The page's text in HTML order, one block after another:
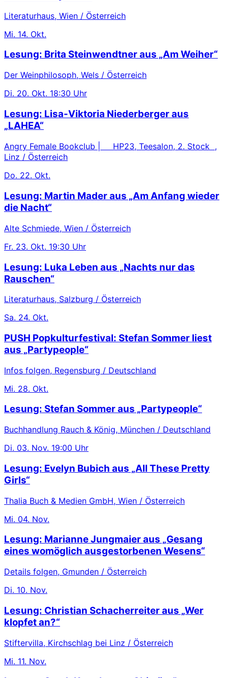
Literaturhaus, Wien / Österreich
Mi. 14. Okt.
Lesung: Brita Steinwendtner aus „Am Weiher“
Der Weinphilosoph, Wels / Österreich
Di. 20. Okt. 18:30 Uhr
Lesung: Lisa-Viktoria Niederberger aus
„LAHEA“
Angry Female Bookclub | HP23, Teesalon, 2. Stock ,
Linz / Österreich
Do. 22. Okt.
Lesung: Martin Mader aus „Am Anfang wieder
die Nacht“
Alte Schmiede, Wien / Österreich
Fr. 23. Okt. 19:30 Uhr
Lesung: Luka Leben aus „Nachts nur das
Rauschen“
Literaturhaus, Salzburg / Österreich
Sa. 24. Okt.
PUSH Popkulturfestival: Stefan Sommer liest
aus „Partypeople“
Infos folgen, Regensburg / Deutschland
Mi. 28. Okt.
Lesung: Stefan Sommer aus „Partypeople“
Buchhandlung Rauch & König, München / Deutschland
Di. 03. Nov. 19:00 Uhr
Lesung: Evelyn Bubich aus „All These Pretty
Girls“
Thalia Buch & Medien GmbH, Wien / Österreich
Mi. 04. Nov.
Lesung: Marianne Jungmaier aus „Gesang
eines womöglich ausgestorbenen Wesens“
Details folgen, Gmunden / Österreich
Di. 10. Nov.
Lesung: Christian Schacherreiter aus „Wer
klopfet an?“
Stiftervilla, Kirchschlag bei Linz / Österreich
Mi. 11. Nov.